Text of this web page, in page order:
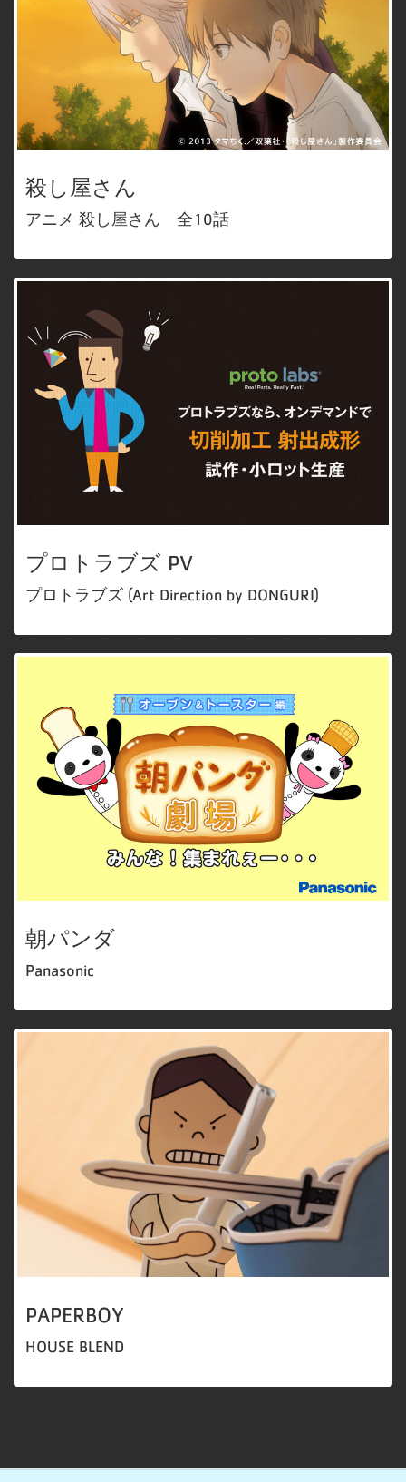
殺し屋さん
アニメ 殺し屋さん 全10話
プロトラブズ PV
プロトラブズ (Art Direction by DONGURI)
朝パンダ
Panasonic
PAPERBOY
HOUSE BLEND